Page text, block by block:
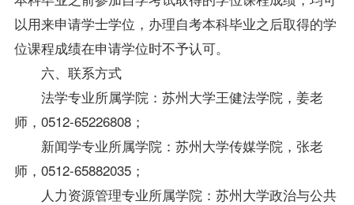
以用来申请学士学位，办理自考本科毕业之后取得的学
位课程成绩在申请学位时不予认可。
六、联系方式
法学专业所属学院：苏州大学王健法学院，姜老
师，0512-65226808；
新闻学专业所属学院：苏州大学传媒学院，张老
师，0512-65882035；
人力资源管理专业所属学院：苏州大学政治与公共